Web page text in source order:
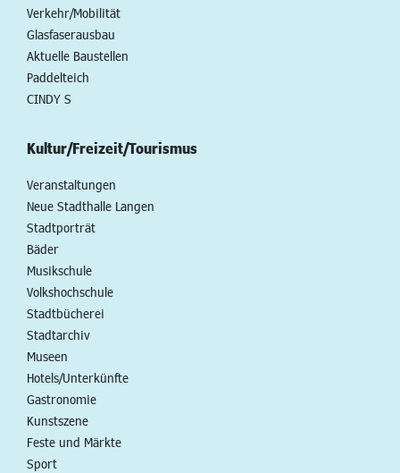
Verkehr/Mobilität
Glasfaserausbau
Aktuelle Baustellen
Paddelteich
CINDY S
Kultur/Freizeit/Tourismus
Veranstaltungen
Neue Stadthalle Langen
Stadtporträt
Bäder
Musikschule
Volkshochschule
Stadtbücherei
Stadtarchiv
Museen
Hotels/Unterkünfte
Gastronomie
Kunstszene
Feste und Märkte
Sport